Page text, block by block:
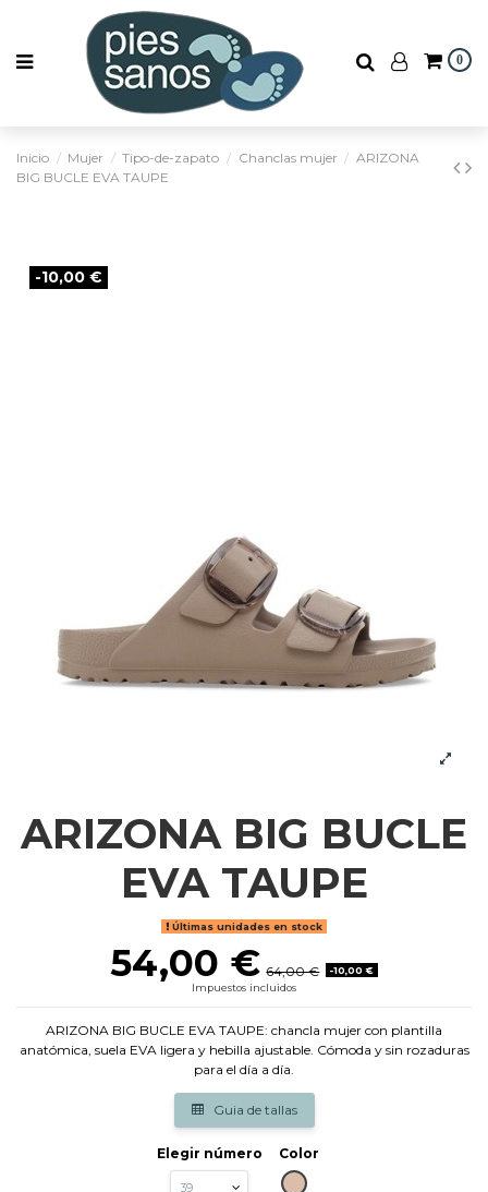
0
Inicio Mujer Tipo-de-zapato Chanclas mujer
ARIZONA
BIG BUCLE EVA TAUPE
-10,00 €
ARIZONA BIG BUCLE
EVA TAUPE
Últimas unidades en stock
54,00 € 64,00 €
-10,00 €
Impuestos incluidos
ARIZONA BIG BUCLE EVA TAUPE: chancla mujer con plantilla
anatómica, suela EVA ligera y hebilla ajustable. Cómoda y sin rozaduras
para el día a día.
Guia de tallas
Elegir número
Color
TAUPE